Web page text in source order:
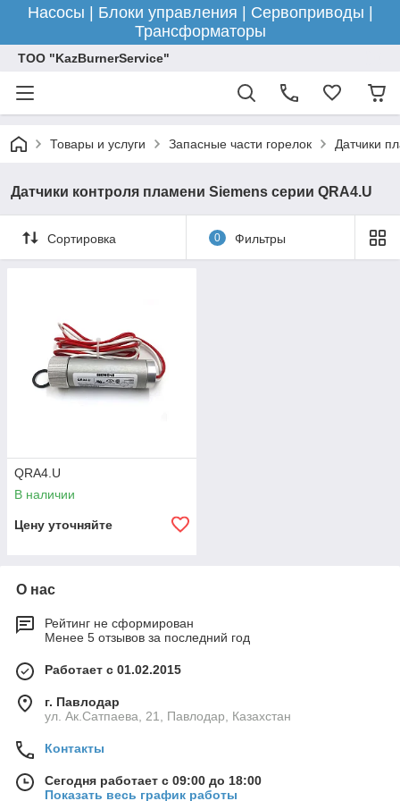
Насосы | Блоки управления | Сервоприводы |
Трансформаторы
ТОО "KazBurnerService"
Товары и услуги Запасные части горелок Датчики
Датчики контроля пламени Siemens серии QRA4.U
Сортировка 0 Фильтры
QRA4.U
В наличии
Цену уточняйте
О нас
Рейтинг не сформирован
Менее 5 отзывов за последний год
Работает с 01.02.2015
г. Павлодар
ул. Ак.Сатпаева, 21, Павлодар, Казахстан
Контакты
Сегодня работает с 09:00 до 18:00
Показать весь график работы